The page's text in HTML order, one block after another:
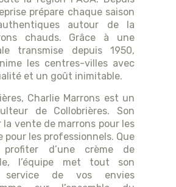
prépare chaque saison
autour de la
chauds. Grâce à une
transmise depuis 1950,
les centres-villes avec
et un goût inimitable.
Charlie Marrons est un
de Collobrières. Son
vente de marrons pour les
pour les professionnels. Que
d’une crème de
l’équipe met tout son
service de vos envies